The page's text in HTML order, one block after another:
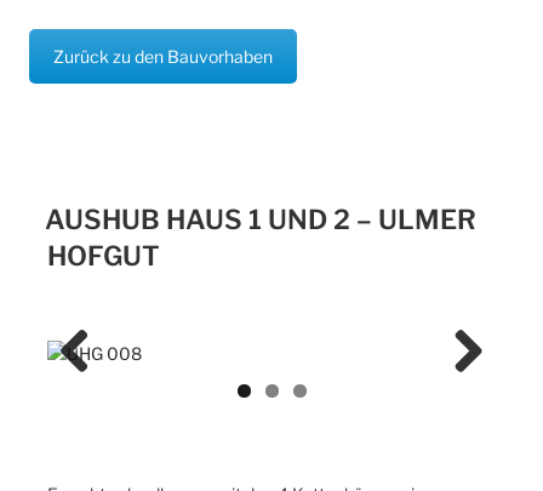
Zurück zu den Bauvorhaben
AUSHUB HAUS 1 UND 2 – ULMER
HOFGUT